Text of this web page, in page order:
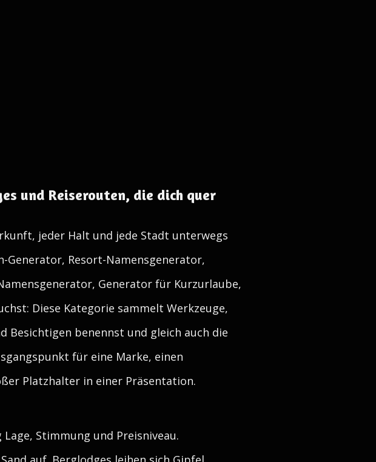
und Reiserouten, die dich quer
jeder Halt und jede Stadt unterwegs
Generator, Resort-Namensgenerator,
Generator für Kurzurlaube,
Diese Kategorie sammelt Werkzeuge,
Besichtigen benennst und gleich auch die
für eine Marke, einen
Platzhalter in einer Präsentation.
Stimmung und Preisniveau.